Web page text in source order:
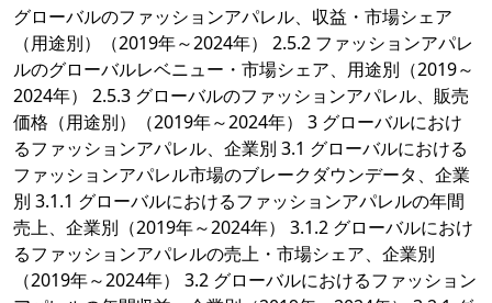
グローバルのファッションアパレル、収益・市場シェア
（用途別）（2019年～2024年） 2.5.2 ファッションアパレ
ルのグローバルレベニュー・市場シェア、用途別（2019～
2024年） 2.5.3 グローバルのファッションアパレル、販売
価格（用途別）（2019年～2024年） 3 グローバルにおけ
るファッションアパレル、企業別 3.1 グローバルにおける
ファッションアパレル市場のブレークダウンデータ、企業
別 3.1.1 グローバルにおけるファッションアパレルの年間
売上、企業別（2019年～2024年） 3.1.2 グローバルにおけ
るファッションアパレルの売上・市場シェア、企業別
（2019年～2024年） 3.2 グローバルにおけるファッション